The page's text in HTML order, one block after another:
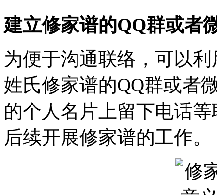
建立修家谱的QQ群或者
为便于沟通联络，可以
姓氏修家谱的QQ群或者
的个人名片上留下电话
后续开展修家谱的工作。